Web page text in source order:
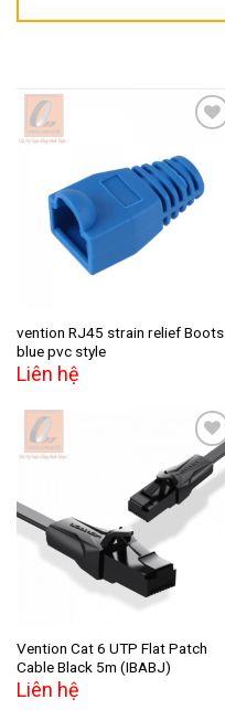
Add to
wishlist
vention RJ45 strain relief Boots
blue pvc style
Liên hệ
Add to
wishlist
Vention Cat 6 UTP Flat Patch
Cable Black 5m (IBABJ)
Liên hệ